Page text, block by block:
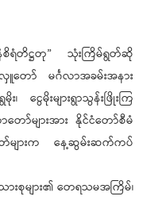
ရံတိဋ္ဌတု” သုံးကြိမ်ရွတ်ဆို
ော် မင်္ဂလာအခမ်းအနား
ငွေမိုးများရွာသွန်းဖြိုးကြ
ာ်များအား နိုင်ငံတော်စီမံ
သတ်များက နေ့ဆွမ်းဆက်ကပ်
ားစုများ၏ တေရသမအကြိမ်၊